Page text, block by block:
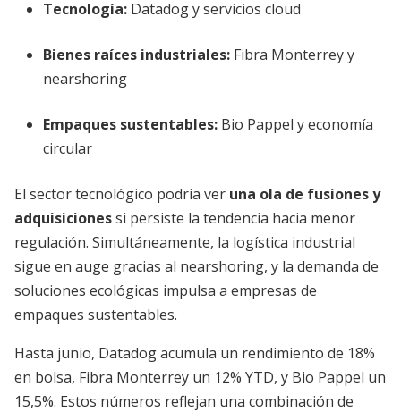
Tecnología: Datadog y servicios cloud
Bienes raíces industriales: Fibra Monterrey y
nearshoring
Empaques sustentables: Bio Pappel y economía
circular
El sector tecnológico podría ver una ola de fusiones y
adquisicionessi persiste la tendencia hacia menor
regulación. Simultáneamente, la logística industrial
sigue en auge gracias al nearshoring, y la demanda de
soluciones ecológicas impulsa a empresas de
empaques sustentables.
Hasta junio, Datadog acumula un rendimiento de 18%
en bolsa, Fibra Monterrey un 12% YTD, y Bio Pappel un
15,5%. Estos números reflejan una combinación de